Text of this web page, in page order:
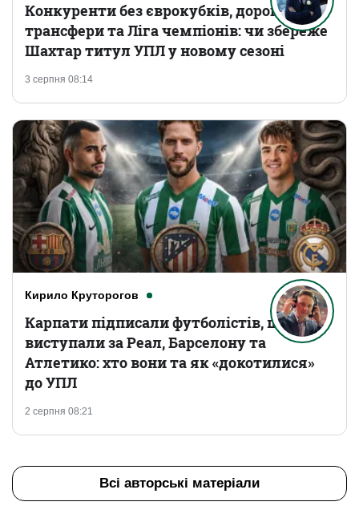
3 серпня 08:14
Конкуренти без єврокубків, дорогі
трансфери та Ліга чемпіонів: чи збереже
Шахтар титул УПЛ у новому сезоні
Кирило Круторогов
2 серпня 08:21
Карпати підписали футболістів, що
виступали за Реал, Барселону та
Атлетико: хто вони та як «докотилися»
до УПЛ
Всі авторські матеріали